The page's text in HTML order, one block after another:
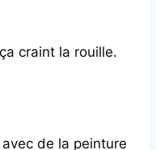
craint la rouille.
de la peinture